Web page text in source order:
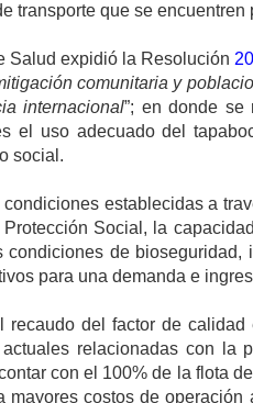
transporte que se encuentren
Salud expidió la Resolución
comunitaria y
internacional”; en donde se
el uso adecuado del
social.
establecidas a
Social, la
de
para una demanda e
recaudo del factor de
relacionadas con la
con el 100% de la flota
mayores costos de